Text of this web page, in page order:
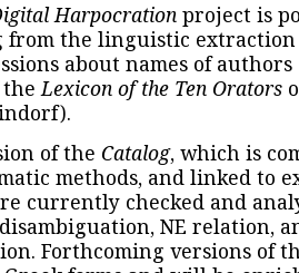
Harpocration project is
the linguistic extraction
about names of
theLexicon of the Ten Orators
of the Catalog, which is
methods, and linked to
currently checked and
NE relation,
Forthcoming versions of